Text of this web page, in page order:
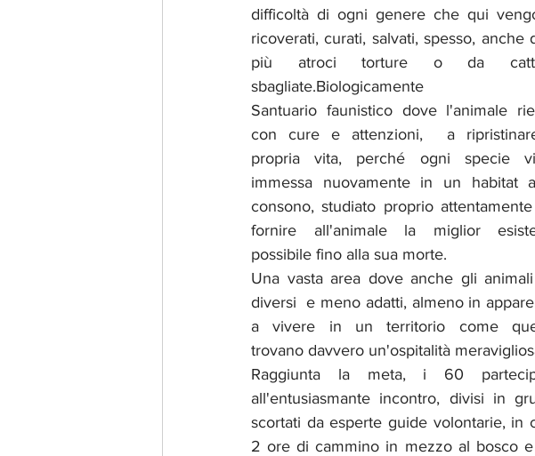
difficoltà di ogni genere che qui
ricoverati, curati, salvati, spesso, anche
più atroci torture o da
sbagliate.Biologicamente
Santuario faunistico dove l'animale
con cure e attenzioni,  a
propria vita, perché ogni specie
immessa nuovamente in un habitat
consono, studiato proprio
fornire all'animale la miglior
possibile fino alla sua morte.
Una vasta area dove anche gli
diversi  e meno adatti, almeno in
a vivere in un territorio come
trovano davvero un'ospitalità
Raggiunta la meta, i 60
all'entusiasmante incontro, divisi in
scortati da esperte guide volontarie, in
2 ore di cammino in mezzo al bosco